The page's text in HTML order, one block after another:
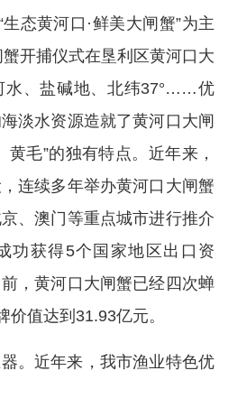
态黄河口·鲜美大闸蟹”为主
开捕仪式在垦利区黄河口大
水、盐碱地、北纬37°……优
淡水资源造就了黄河口大闸
毛”的独有特点。近年来，
连续多年举办黄河口大闸蟹
、澳门等重点城市进行推介
功获得5个国家地区出口资
，黄河口大闸蟹已经四次蝉
价值达到31.93亿元。
。近年来，我市渔业特色优